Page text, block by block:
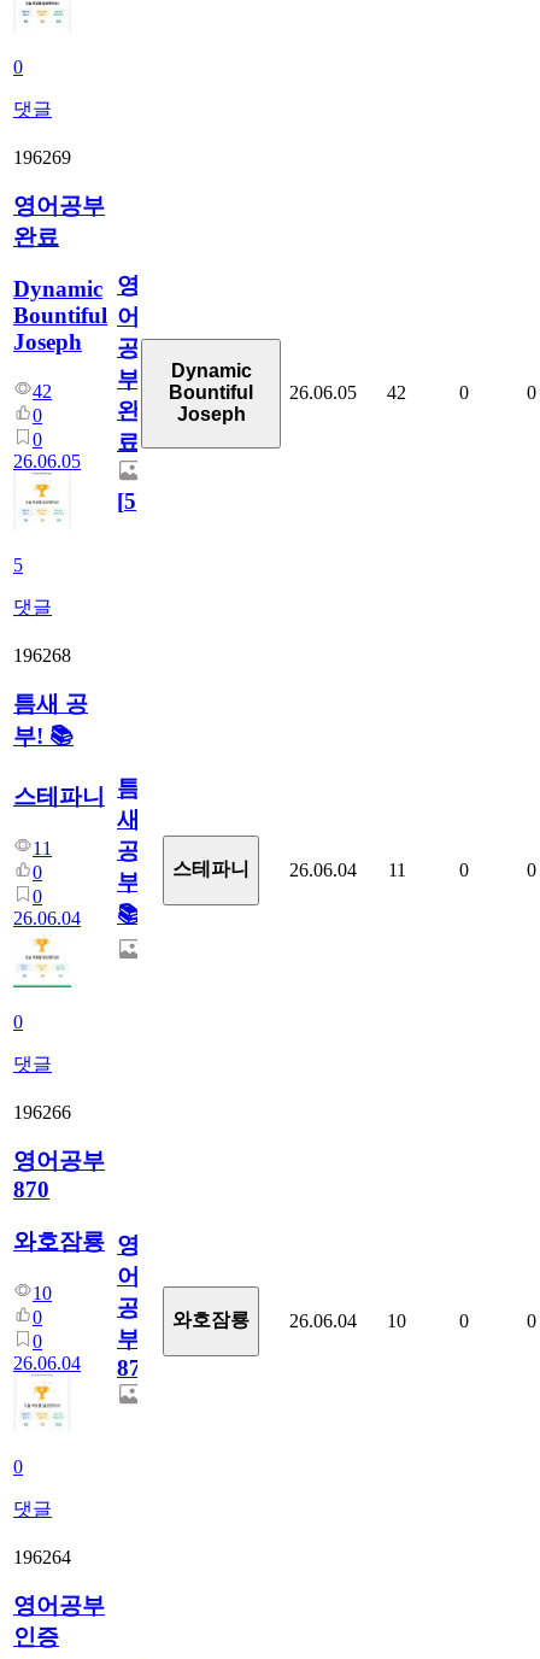
0
댓글
196269
영어공부
완료
Dynamic
Bountiful
Joseph
42
0
0
26.06.05
5
댓글
영
어
공
부
완
료
[5]
Dynamic
Bountiful
Joseph
26.06.05 42 0 0
196268
틈새 공
부! 📚
스테파니
11
0
0
26.06.04
0
댓글
틈
새
공
부!
📚
스테파니 26.06.04 11 0 0
196266
영어공부
870
와호잠룡
10
0
0
26.06.04
0
댓글
영
어
공
부
870
와호잠룡 26.06.04 10 0 0
196264
영어공부
인증